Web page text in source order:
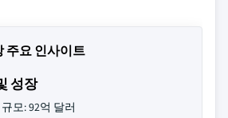
주요 인사이트
성장
모: 92억 달러